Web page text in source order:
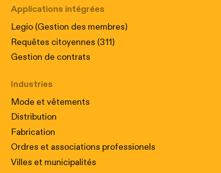
Applications intégrées
Legio (Gestion des membres)
Requêtes citoyennes (311)
Gestion de contrats
Industries
Mode et vêtements
Distribution
Fabrication
Ordres et associations professionels
Villes et municipalités